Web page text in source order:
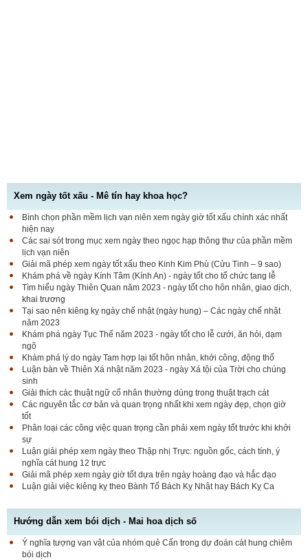
Xem ngày tốt xấu - Mê tín hay khoa học?
Bình chọn phần mềm lịch vạn niên xem ngày giờ tốt xấu chính xác nhất
hiện nay
Các sai sót trong mục xem ngày theo ngọc hạp thông thư của phần mềm
lịch vạn niên
Giải mã phép xem ngày tốt xấu theo Kinh Kim Phù (Cửu Tinh – 9 sao)
Khám phá về ngày Kính Tâm (Kính An) - ngày tốt cho tổ chức tang lễ
Tìm hiểu ngày Thiên Quan năm 2023 - ngày tốt cho hôn nhân, giao dịch,
khai trương
Tại sao nên kiêng kỵ ngày chế nhật (ngày hung) – Các ngày chế nhật
năm 2023
Khám phá ngày Tục Thế năm 2023 - ngày tốt cho lễ cưới, ăn hỏi, dạm
ngõ
Khám phá lý do ngày Tam hợp lại tốt hôn nhân, khởi công, động thổ
Luận bàn về Thiên Xá nhật năm 2023 - ngày Xá tội của Trời cho chúng
sinh
Giải thích các thuật ngữ cổ nhân thường dùng trong thuật trạch cát
Các nguyên tắc cơ bản và quan trọng nhất khi xem ngày đẹp, chọn giờ
tốt
Phân loại các công việc quan trọng cần phải xem ngày tốt trước khi khởi
sự
Luận giải phép xem ngày theo Thập nhị Trực: nguồn gốc, cách tính, ý
nghĩa cát hung 12 trực
Giải mã phép xem ngày giờ tốt dựa trên ngày hoàng đạo và hắc đạo
Luận giải việc kiêng kỵ theo Bành Tổ Bách Kỵ Nhật hay Bách Kỵ Ca
Hướng dẫn xem bói dịch - Mai hoa dịch số
Ý nghĩa tượng vạn vật của nhóm quẻ Cấn trong dự đoán cát hung chiêm
bói dịch